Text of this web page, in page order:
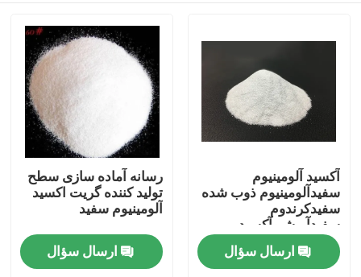
خانه
محصولات
دربارهی ما
کارخانه تور
آکسید آلومینیوم
سفیدآلومینیوم ذوب شده
سفیدکرندوم
سفیدآبرشیوآکسید
آلومینیوم سفید
ارسال سؤال
رسانه آماده سازی سطح
تولید کننده گریت اکسید
آلومینیوم سفید
ارسال سؤال